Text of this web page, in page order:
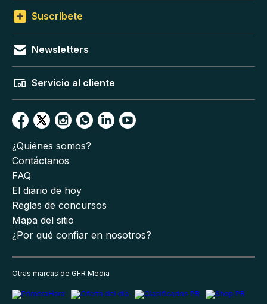
Suscríbete
Newsletters
Servicio al cliente
¿Quiénes somos?
Contáctanos
FAQ
El diario de hoy
Reglas de concursos
Mapa del sitio
¿Por qué confiar en nosotros?
Otras marcas de GFR Media